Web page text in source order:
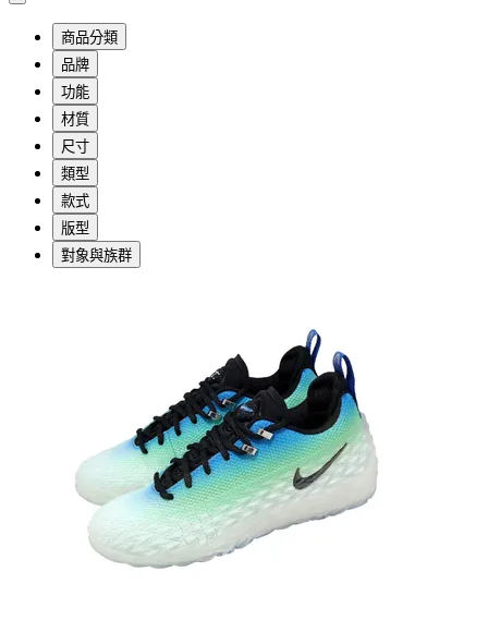
商品分類
品牌
功能
材質
尺寸
類型
款式
版型
對象與族群